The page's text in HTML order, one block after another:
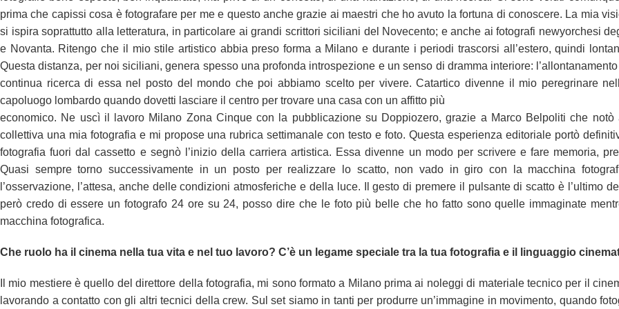
prima che capissi cosa è fotografare per me e questo anche grazie ai maestri che ho avuto la fortuna di conoscere. La mia
si ispira soprattutto alla letteratura, in particolare ai grandi scrittori siciliani del Novecento; e anche ai fotografi newyorchesi
e Novanta. Ritengo che il mio stile artistico abbia preso forma a Milano e durante i periodi trascorsi all’estero, quindi
Questa distanza, per noi siciliani, genera spesso una profonda introspezione e un senso di dramma interiore:
continua ricerca di essa nel posto del mondo che poi abbiamo scelto per vivere. Catartico divenne il mio peregrinare
capoluogo lombardo quando dovetti lasciare il centro per trovare una casa con un affitto più
economico. Ne uscì il lavoro Milano Zona Cinque con la pubblicazione su Doppiozero, grazie a Marco Belpoliti che notò
collettiva una mia fotografia e mi propose una rubrica settimanale con testo e foto. Questa esperienza editoriale portò
fotografia fuori dal cassetto e segnò l’inizio della carriera artistica. Essa divenne un modo per scrivere e fare memoria,
Quasi sempre torno successivamente in un posto per realizzare lo scatto, non vado in giro con la macchina
l’osservazione, l’attesa, anche delle condizioni atmosferiche e della luce. Il gesto di premere il pulsante di scatto è l’ultimo
però credo di essere un fotografo 24 ore su 24, posso dire che le foto più belle che ho fatto sono quelle immaginate
macchina fotografica.
Che ruolo ha il cinema nella tua vita e nel tuo lavoro? C’è un legame speciale tra la tua fotografia e il linguaggio
Il mio mestiere è quello del direttore della fotografia, mi sono formato a Milano prima ai noleggi di materiale tecnico per il
lavorando a contatto con gli altri tecnici della crew. Sul set siamo in tanti per produrre un’immagine in movimento, quando